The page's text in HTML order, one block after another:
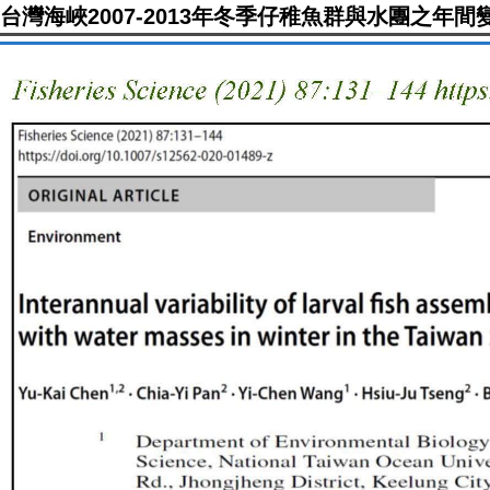
台灣海峽2007-2013年冬季仔稚魚群與水團之年間